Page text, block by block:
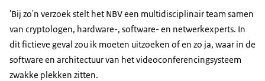
'Bij zo'n verzoek stelt het NBV een multidisciplinair team samen
van cryptologen, hardware-, software- en netwerkexperts. In
dit fictieve geval zou ik moeten uitzoeken of en zo ja, waar in de
software en architectuur van het videoconferencingsysteem
zwakke plekken zitten.